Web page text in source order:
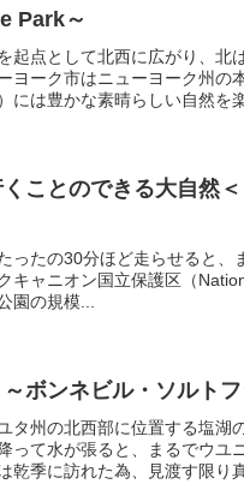
Park～
起点として北西に広がり、北
ヨーク市はニューヨーク州の
には豊かな素晴らしい自然を
ことのできる大自然
ったの30分ほど走らせると、
キャニオン国立保護区（
園の規模...
ボンネビル・ソルトフ
タ州の北西部に位置する塩湖
って水が張ると、まるでウユ
乾季に訪れた為、見渡す限り